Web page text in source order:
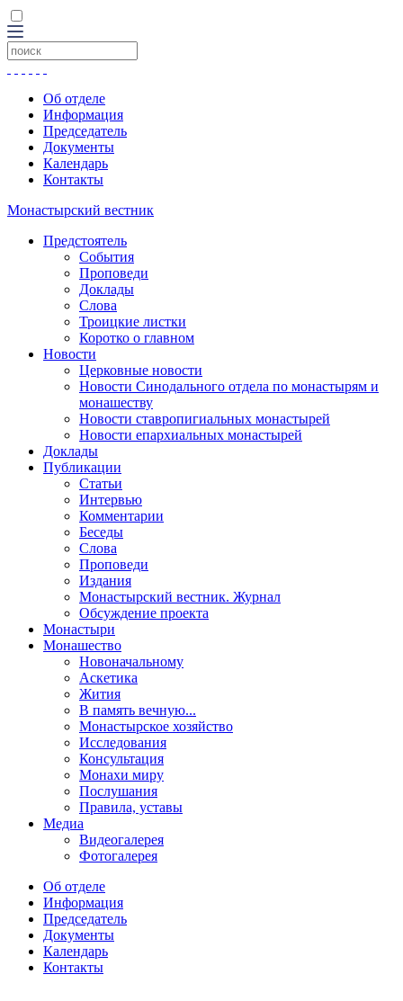
Об отделе
Информация
Председатель
Документы
Календарь
Контакты
Монастырский вестник
Предстоятель
События
Проповеди
Доклады
Слова
Троицкие листки
Коротко о главном
Новости
Церковные новости
Новости Синодального отдела по монастырям и
монашеству
Новости ставропигиальных монастырей
Новости епархиальных монастырей
Доклады
Публикации
Статьи
Интервью
Комментарии
Беседы
Слова
Проповеди
Издания
Монастырский вестник. Журнал
Обсуждение проекта
Монастыри
Монашество
Новоначальному
Аскетика
Жития
В память вечную...
Монастырское хозяйство
Исследования
Консультация
Монахи миру
Послушания
Правила, уставы
Медиа
Видеогалерея
Фотогалерея
Об отделе
Информация
Председатель
Документы
Календарь
Контакты